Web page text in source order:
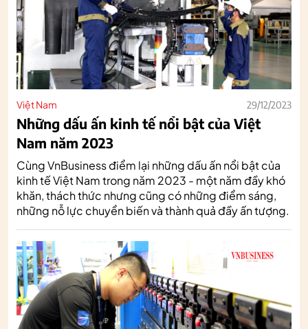
Việt Nam 29/12/2023
Những dấu ấn kinh tế nổi bật của Việt
Nam năm 2023
Cùng VnBusiness điểm lại những dấu ấn nổi bật của
kinh tế Việt Nam trong năm 2023 - một năm đầy khó
khăn, thách thức nhưng cũng có những điểm sáng,
những nỗ lực chuyển biến và thành quả đầy ấn tượng.